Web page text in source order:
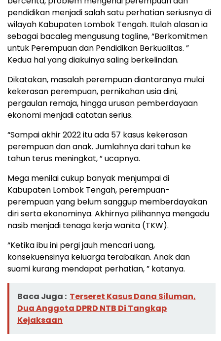
pendidikan menjadi salah satu perhatian seriusnya di
wilayah Kabupaten Lombok Tengah. Itulah alasan ia
sebagai bacaleg mengusung tagline, “Berkomitmen
untuk Perempuan dan Pendidikan Berkualitas. ”
Kedua hal yang diakuinya saling berkelindan.
Dikatakan, masalah perempuan diantaranya mulai
kekerasan perempuan, pernikahan usia dini,
pergaulan remaja, hingga urusan pemberdayaan
ekonomi menjadi catatan serius.
“Sampai akhir 2022 itu ada 57 kasus kekerasan
perempuan dan anak. Jumlahnya dari tahun ke
tahun terus meningkat, ” ucapnya.
Mega menilai cukup banyak menjumpai di
Kabupaten Lombok Tengah, perempuan-
perempuan yang belum sanggup memberdayakan
diri serta ekonominya. Akhirnya pilihannya mengadu
nasib menjadi tenaga kerja wanita (TKW).
“Ketika ibu ini pergi jauh mencari uang,
konsekuensinya keluarga terabaikan. Anak dan
suami kurang mendapat perhatian, ” katanya.
Baca Juga : Terseret Kasus Dana Siluman,
Dua Anggota DPRD NTB Di Tangkap
Kejaksaan